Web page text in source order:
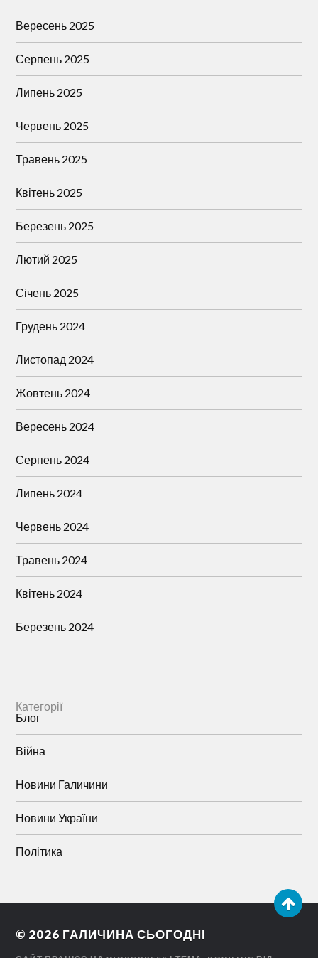
Вересень 2025
Серпень 2025
Липень 2025
Червень 2025
Травень 2025
Квітень 2025
Березень 2025
Лютий 2025
Січень 2025
Грудень 2024
Листопад 2024
Жовтень 2024
Вересень 2024
Серпень 2024
Липень 2024
Червень 2024
Травень 2024
Квітень 2024
Березень 2024
Категорії
Блог
Війна
Новини Галичини
Новини України
Політика
© 2026 ГАЛИЧИНА СЬОГОДНІ